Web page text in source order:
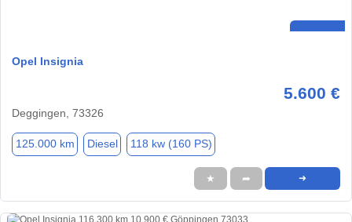
Opel Insignia
5.600 €
Deggingen, 73326
125.000 km Diesel 118 kw (160 PS)
★ ➦ ➜